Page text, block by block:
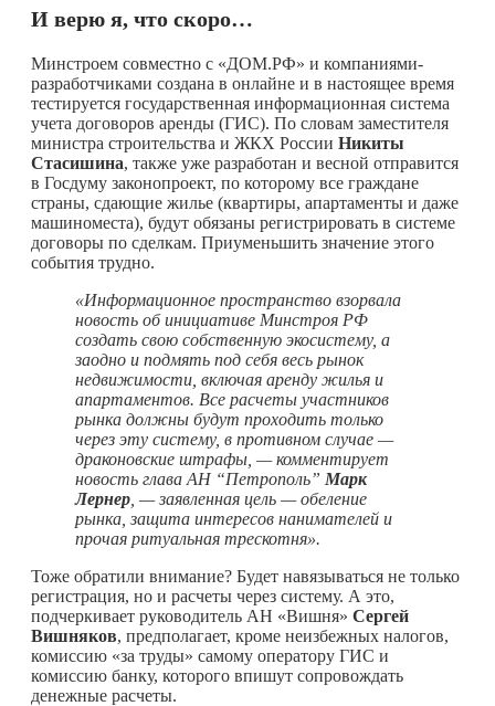
И верю я, что скоро…
Минстроем совместно с «ДОМ.РФ» и компаниями-
разработчиками создана в онлайне и в настоящее время
тестируется государственная информационная система
учета договоров аренды (ГИС). По словам заместителя
министра строительства и ЖКХ России Никиты
Стасишина, также уже разработан и весной отправится
в Госдуму законопроект, по которому все граждане
страны, сдающие жилье (квартиры, апартаменты и даже
машиноместа), будут обязаны регистрировать в системе
договоры по сделкам. Приуменьшить значение этого
события трудно.
«Информационное пространство взорвала
новость об инициативе Минстроя РФ
создать свою собственную экосистему, а
заодно и подмять под себя весь рынок
недвижимости, включая аренду жилья и
апартаментов. Все расчеты участников
рынка должны будут проходить только
через эту систему, в противном случае —
драконовские штрафы, — комментирует
новость глава АН “Петрополь” Марк
Лернер , — заявленная цель — обеление
рынка, защита интересов нанимателей и
прочая ритуальная трескотня».
Тоже обратили внимание? Будет навязываться не только
регистрация, но и расчеты через систему. А это,
подчеркивает руководитель АН «Вишня» Сергей
Вишняков, предполагает, кроме неизбежных налогов,
комиссию «за труды» самому оператору ГИС и
комиссию банку, которого впишут сопровождать
денежные расчеты.